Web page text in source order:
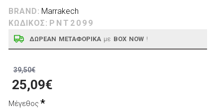
ΔΩΡΕΑΝ ΜΕΤΑΦΟΡΙΚΑ με BOX NOW !
BRAND: Marrakech
ΚΩΔΙΚΟΣ: PNT2099
25,09€
39,50€
Μέγεθος